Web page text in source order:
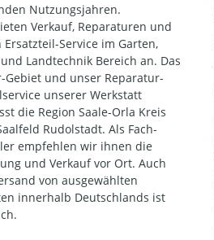
Nutzungsjahren.
Verkauf, Reparaturen und
Ersatzteil-Service im Garten,
Landtechnik Bereich an. Das
Gebiet und unser Reparatur-
unserer Werkstatt
die Region Saale-Orla Kreis
Rudolstadt. Als Fach-
empfehlen wir ihnen die
und Verkauf vor Ort. Auch
von ausgewählten
innerhalb Deutschlands ist